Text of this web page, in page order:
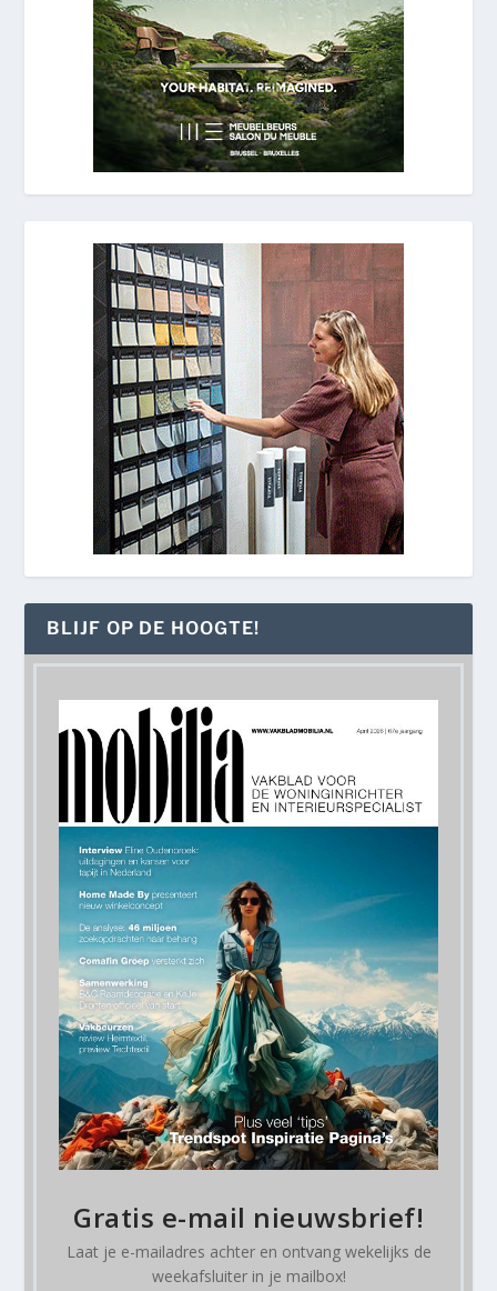
BLIJF OP DE HOOGTE!
Gratis e-mail nieuwsbrief!
Laat je e-mailadres achter en ontvang wekelijks de
weekafsluiter in je mailbox!